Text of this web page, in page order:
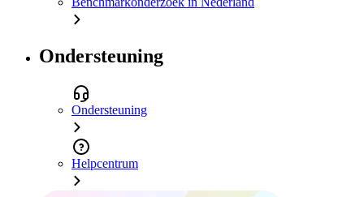
Ondersteuning
Ondersteuning
Helpcentrum